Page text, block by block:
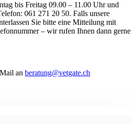
bis Freitag 09.00 – 11.00 Uhr und
061 271 20 50. Falls unsere
Sie bitte eine Mitteilung mit
– wir rufen Ihnen dann gerne
an beratung@vetgate.ch